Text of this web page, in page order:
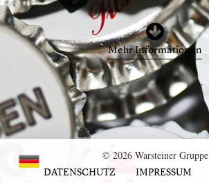
Mehr Informationen
© 2026 Warsteiner Gruppe
DATENSCHUTZ
IMPRESSUM